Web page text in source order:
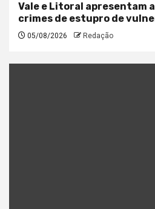
Vale e Litoral apresentam
crimes de estupro de
05/08/2026 Redação